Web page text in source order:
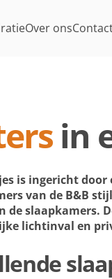
Over ons
in
is ingericht
van de B&B
slaapkamers.
lichtinval en